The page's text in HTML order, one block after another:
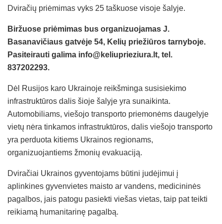
Dviračių priėmimas vyks 25 taškuose visoje šalyje.
Biržuose priėmimas bus organizuojamas J.
Basanavičiaus gatvėje 54, Kelių priežiūros tarnyboje.
Pasiteirauti galima info@keliuprieziura.lt, tel.
837202293.
Dėl Rusijos karo Ukrainoje reikšminga susisiekimo
infrastruktūros dalis šioje šalyje yra sunaikinta.
Automobiliams, viešojo transporto priemonėms daugelyje
vietų nėra tinkamos infrastruktūros, dalis viešojo transporto
yra perduota kitiems Ukrainos regionams,
organizuojantiems žmonių evakuaciją.
Dviračiai Ukrainos gyventojams būtini judėjimui į
aplinkines gyvenvietes maisto ar vandens, medicininės
pagalbos, jais patogu pasiekti viešas vietas, taip pat teikti
reikiamą humanitarinę pagalbą.